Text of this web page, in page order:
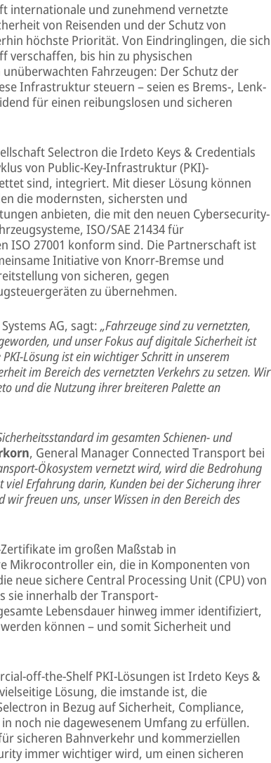
internationale und zunehmend vernetzte
von Reisenden und der Schutz von
höchste Priorität. Von Eindringlingen, die sich
verschaffen, bis hin zu physischen
Fahrzeugen: Der Schutz der
Infrastruktur steuern – seien es Brems-, Lenk-
für einen reibungslosen und sicheren
Selectron die Irdeto Keys & Credentials
von Public-Key-Infrastruktur (PKI)-
sind, integriert. Mit dieser Lösung können
die modernsten, sichersten und
anbieten, die mit den neuen Cybersecurity-
ISO/SAE 21434 für
ISO 27001 konform sind. Die Partnerschaft ist
Initiative von Knorr-Bremse und
von sicheren, gegen
zu übernehmen.
AG, sagt: „Fahrzeuge sind zu vernetzten,
und unser Fokus auf digitale Sicherheit ist
Lösung ist ein wichtiger Schritt in unserem
im Bereich des vernetzten Verkehrs zu setzen. Wir
und die Nutzung ihrer breiteren Palette an
im gesamten Schienen- und
, General Manager Connected Transport bei
Ökosystem vernetzt wird, wird die Bedrohung
Erfahrung darin, Kunden bei der Sicherung ihrer
freuen uns, unser Wissen in den Bereich des
im großen Maßstab in
Mikrocontroller ein, die in Komponenten von
neue sichere Central Processing Unit (CPU) von
sie innerhalb der Transport-
Lebensdauer hinweg immer identifiziert,
können – und somit Sicherheit und
off-the-Shelf PKI-Lösungen ist Irdeto Keys &
Lösung, die imstande ist, die
in Bezug auf Sicherheit, Compliance,
noch nie dagewesenem Umfang zu erfüllen.
sicheren Bahnverkehr und kommerziellen
immer wichtiger wird, um einen sicheren